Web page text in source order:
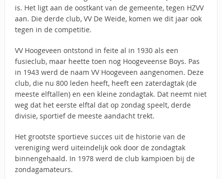
is. Het ligt aan de oostkant van de gemeente, tegen HZVV
aan. Die derde club, VV De Weide, komen we dit jaar ook
tegen in de competitie.
VV Hoogeveen ontstond in feite al in 1930 als een
fusieclub, maar heette toen nog Hoogeveense Boys. Pas
in 1943 werd de naam VV Hoogeveen aangenomen. Deze
club, die nu 800 leden heeft, heeft een zaterdagtak (de
meeste elftallen) en een kleine zondagtak. Dat neemt niet
weg dat het eerste elftal dat op zondag speelt, derde
divisie, sportief de meeste aandacht trekt.
Het grootste sportieve succes uit de historie van de
vereniging werd uiteindelijk ook door de zondagtak
binnengehaald. In 1978 werd de club kampioen bij de
zondagamateurs.